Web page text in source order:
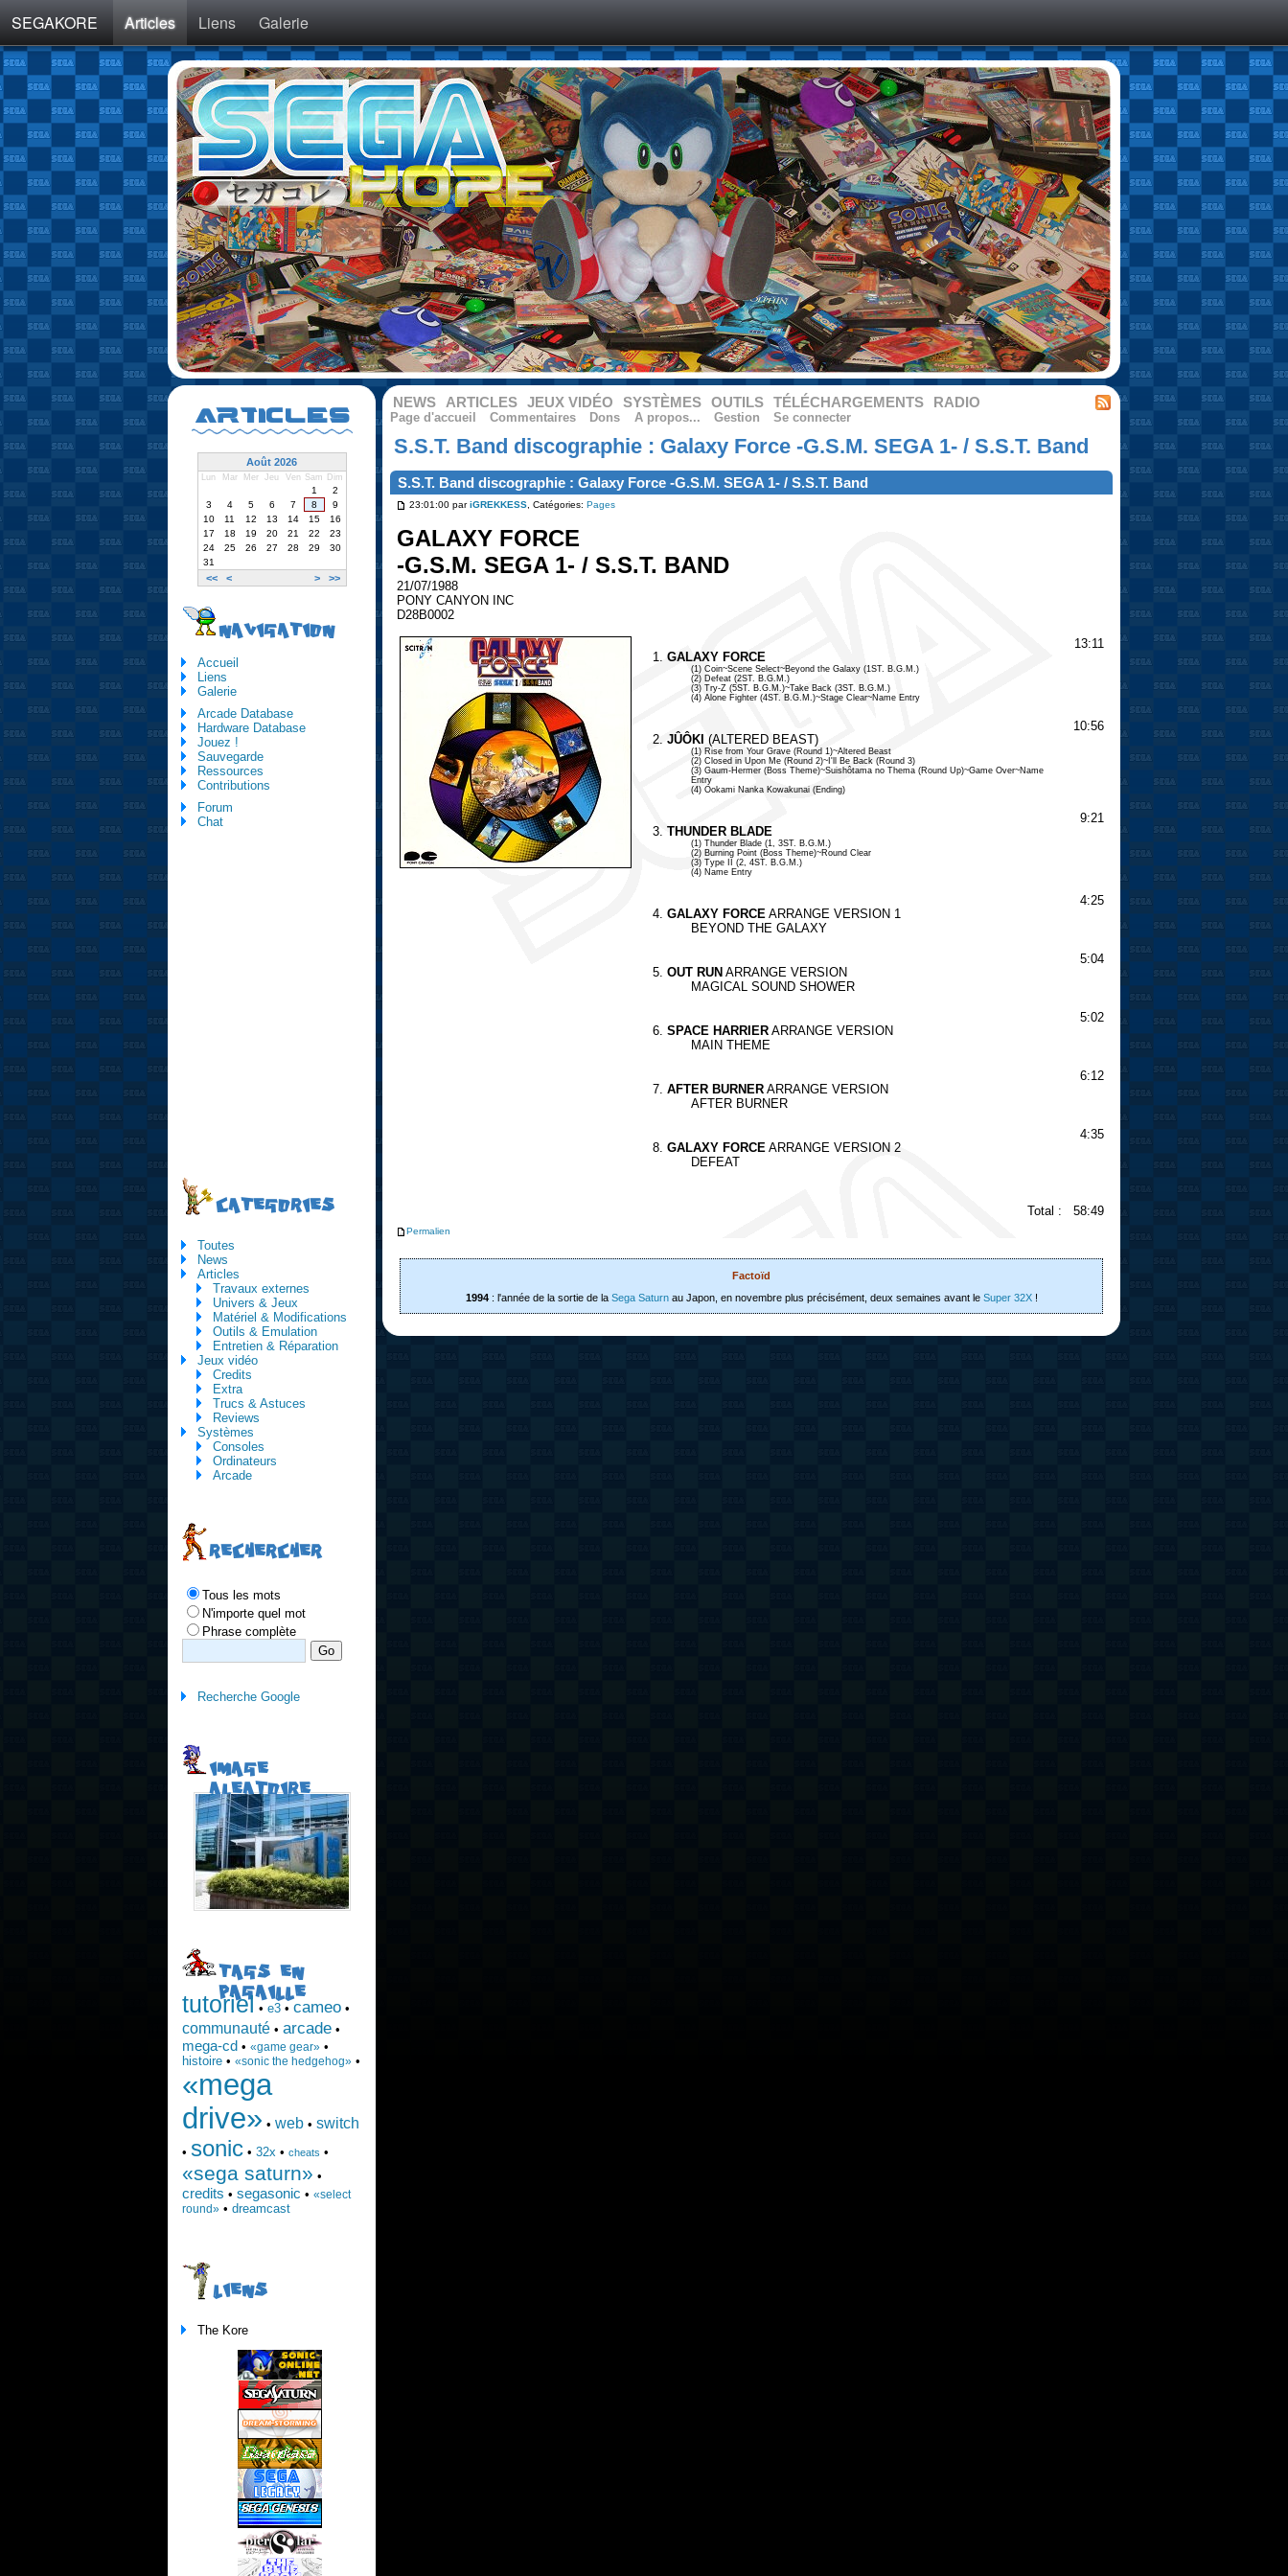
SEGAKORE Articles Liens Galerie
NEWS ARTICLES JEUX VIDÉO SYSTÈMES OUTILS TÉLÉCHARGEMENTS RADIO
Page d'accueil Commentaires Dons A propos... Gestion Se connecter
S.S.T. Band discographie : Galaxy Force -G.S.M. SEGA 1- / S.S.T. Band
S.S.T. Band discographie : Galaxy Force -G.S.M. SEGA 1- / S.S.T. Band
23:01:00 pariGREKKESS, Catégories: Pages
GALAXY FORCE
-G.S.M. SEGA 1- / S.S.T. BAND
21/07/1988
PONY CANYON INC
D28B0002
1. GALAXY FORCE
(1) Coin~Scene Select~Beyond the Galaxy (1ST. B.G.M.)
(2) Defeat (2ST. B.G.M.)
(3) Try-Z (5ST. B.G.M.)~Take Back (3ST. B.G.M.)
(4) Alone Fighter (4ST. B.G.M.)~Stage Clear~Name Entry
13:11
2. JÛÔKI (ALTERED BEAST)
(1) Rise from Your Grave (Round 1)~Altered Beast
(2) Closed in Upon Me (Round 2)~I'll Be Back (Round 3)
(3) Gaum-Hermer (Boss Theme)~Suishôtama no Thema (Round Up)~Game Over~Name
Entry
(4) Ookami Nanka Kowakunai (Ending)
10:56
3. THUNDER BLADE
(1) Thunder Blade (1, 3ST. B.G.M.)
(2) Burning Point (Boss Theme)~Round Clear
(3) Type II (2, 4ST. B.G.M.)
(4) Name Entry
9:21
4. GALAXY FORCE ARRANGE VERSION 1
BEYOND THE GALAXY
4:25
5. OUT RUNARRANGE VERSION
MAGICAL SOUND SHOWER
5:04
6. SPACE HARRIERARRANGE VERSION
MAIN THEME
5:02
7. AFTER BURNERARRANGE VERSION
AFTER BURNER
6:12
8. GALAXY FORCE ARRANGE VERSION 2
DEFEAT
4:35
Total : 58:49
Permalien
Factoïd
1994: l'année de la sortie de la Sega Saturnau Japon, en novembre plus précisément, deux semaines avant le Super 32X!
ARTICLES
Août 2026
Lun Mar Mer Jeu Ven Sam Dim
<< < > >>
1
2
3
4 5 6 7 8
9
10
11 12 13 14 15
16
17
18 19 20 21 22
23
24
25 26 27 28 29
30
31
NAVIGATION
Accueil
Liens
Galerie
Arcade Database
Hardware Database
Jouez !
Sauvegarde
Ressources
Contributions
Forum
Chat
CATEGORIES
Toutes
News
Articles
Travaux externes
Univers & Jeux
Matériel & Modifications
Outils & Emulation
Entretien & Réparation
Jeux vidéo
Credits
Extra
Trucs & Astuces
Reviews
Systèmes
Consoles
Ordinateurs
Arcade
RECHERCHER
Tous les mots
N'importe quel mot
Phrase complète
Recherche Google
IMAGE
ALEATOIRE
TAGS EN
PAGAILLE
tutoriel •e3 •cameo •
communauté •arcade •
mega-cd •«game gear» •
histoire •«sonic the hedgehog» •
«mega
drive» •web •switch
• sonic •32x •cheats •
«sega saturn» •
credits •segasonic •«select
round» •dreamcast
LIENS
The Kore